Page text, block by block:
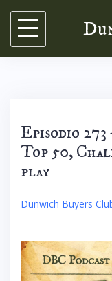
Skip
content
Episodio
Top 50,
play
Dunwich Buyers